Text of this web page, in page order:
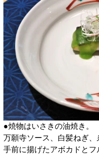
●焼物はいさきの油焼き。
万願寺ソース、白髪ねぎ、
手前に揚げたアボカドと